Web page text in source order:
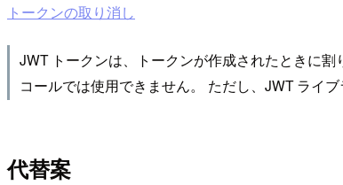
トークンの取り消し
JWT トークンは、トークンが作成されたときに
コールでは使用できません。 ただし、JWT ライ
代替案